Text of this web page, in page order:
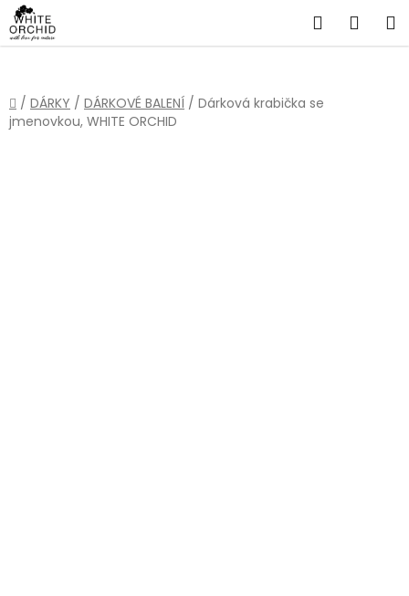
Přejít
na
obsah
Hledat
Domů
/ DÁRKY / DÁRKOVÉ BALENÍ / Dárková krabička se
jmenovkou, WHITE ORCHID